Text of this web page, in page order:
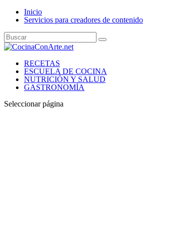
Inicio
Servicios para creadores de contenido
RECETAS
ESCUELA DE COCINA
NUTRICIÓN Y SALUD
GASTRONOMÍA
Seleccionar página